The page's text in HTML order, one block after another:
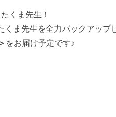
くま先生！
くま先生を全力バックアップ
をお届け予定です♪